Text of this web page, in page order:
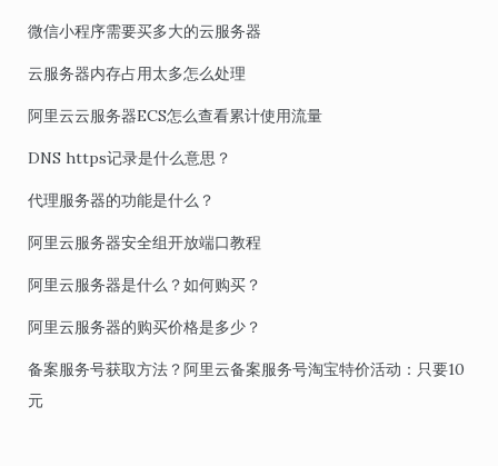
微信小程序需要买多大的云服务器
云服务器内存占用太多怎么处理
阿里云云服务器ECS怎么查看累计使用流量
DNS https记录是什么意思？
代理服务器的功能是什么？
阿里云服务器安全组开放端口教程
阿里云服务器是什么？如何购买？
阿里云服务器的购买价格是多少？
备案服务号获取方法？阿里云备案服务号淘宝特价活动：只要10
元